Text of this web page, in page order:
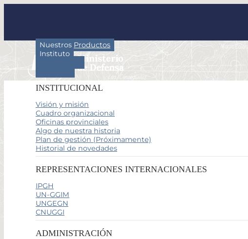
Nuestros Productos
Instituto
INSTITUCIONAL
Visión y misión
Cuadro organizacional
Oficinas provinciales
Algo de nuestra historia
Plan de gestión (Próximamente)
Historial de novedades
REPRESENTACIONES INTERNACIONALES
IPGH
UN-GGIM
UNGEGN
CNUGGI
ADMINISTRACIÓN